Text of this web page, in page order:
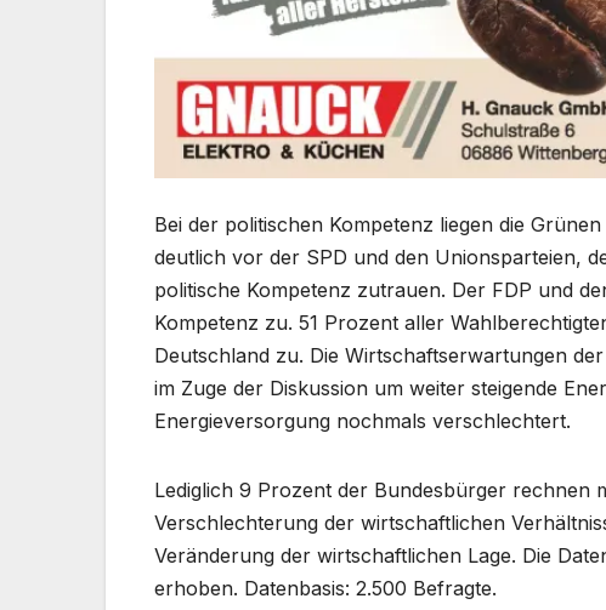
Bei der politischen Kompetenz liegen die
deutlich vor der SPD und den Unionsparteien,
politische Kompetenz zutrauen. Der FDP und
Kompetenz zu. 51 Prozent aller
Deutschland zu. Die Wirtschaftserwartungen
im Zuge der Diskussion um weiter steigende
Energieversorgung nochmals verschlechtert.
Lediglich 9 Prozent der Bundesbürger rechnen
Verschlechterung der wirtschaftlichen
Veränderung der wirtschaftlichen Lage. Die
erhoben. Datenbasis: 2.500 Befragte.